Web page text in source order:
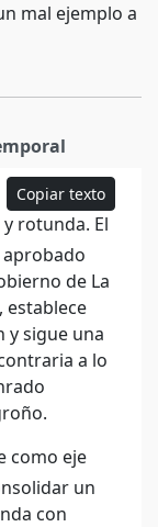
mal ejemplo a
Copiar texto
rotunda. El
aprobado
de La
establece
y sigue una
a lo
como eje
un
con